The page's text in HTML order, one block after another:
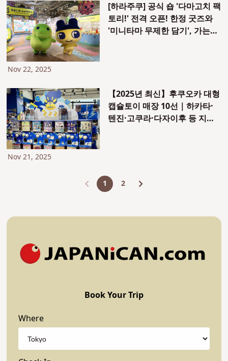
[하라주쿠] 공식 숍 '다마고치 팩
토리!' 전격 오픈! 한정 굿즈와
'미니타마 무제한 담기', 가는
Nov 22, 2025
【2025년 최신】후쿠오카 대형
캡슐토이 매장 10선｜하카타·
텐진·고쿠라·다자이후 등 지역
Nov 21, 2025
1 2
Book Your Trip
Where